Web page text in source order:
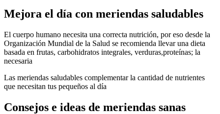
Mejora el día con meriendas saludables
El cuerpo humano necesita una correcta nutrición, por eso desde la
Organización Mundial de la Salud se recomienda llevar una dieta
basada en frutas, carbohidratos integrales, verduras,proteínas; la
necesaria
Las meriendas saludables complementar la cantidad de nutrientes
que necesitan tus pequeños al día
Consejos e ideas de meriendas sanas